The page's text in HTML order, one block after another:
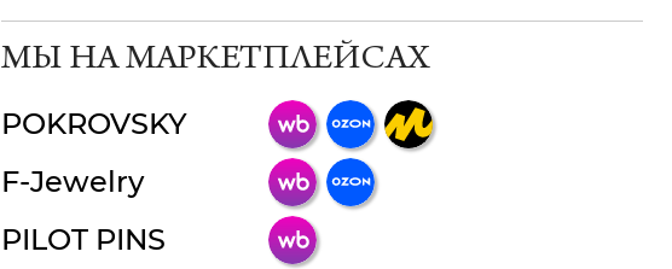
МЫ НА МАРКЕТПЛЕЙСАХ
POKROVSKY
F-Jewelry
PILOT PINS
ChatApp